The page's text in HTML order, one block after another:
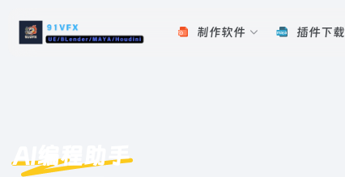
制作软件 插件下载
AI编程助手